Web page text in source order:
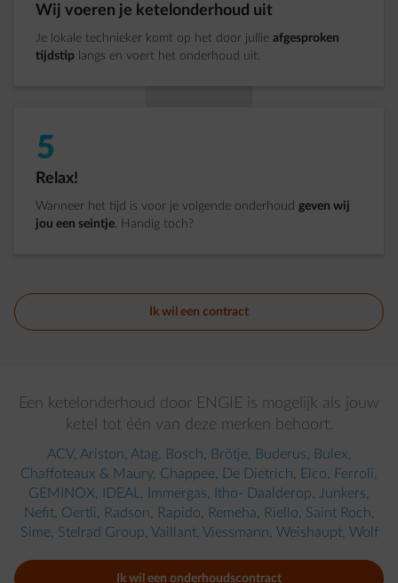
Stap 4 van 5:
Wij voeren je ketelonderhoud uit
Je lokale technieker komt op het door jullie afgesproken
tijdstip langs en voert het onderhoud uit.
5
Stap 5 van 5:
Relax!
Wanneer het tijd is voor je volgende onderhoud geven wij
jou een seintje. Handig toch?
Ik wil een contract
Een ketelonderhoud door ENGIE is mogelijk als jouw
ketel tot één van deze merken behoort.
ACV, Ariston, Atag, Bosch, Brötje, Buderus, Bulex,
Chaffoteaux & Maury, Chappee, De Dietrich, Elco, Ferroli,
GEMINOX, IDEAL, Immergas, Itho- Daalderop, Junkers,
Nefit, Oertli, Radson, Rapido, Remeha, Riello, Saint Roch,
Sime, Stelrad Group, Vaillant, Viessmann, Weishaupt, Wolf​
Ik wil een onderhoudscontract